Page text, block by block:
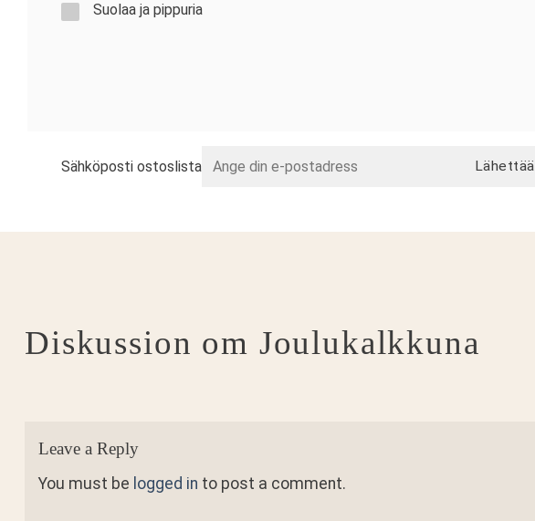
Suolaa ja pippuria
Sähköposti ostoslista Lähettää
Diskussion om Joulukalkkuna
Leave a Reply
You must be logged in to post a comment.